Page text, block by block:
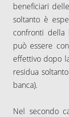
beneficiari
soltanto è
confronti della
può essere
effettivo dopo
residua
banca).
Nel secondo